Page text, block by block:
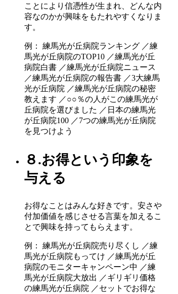
ことにより信憑性が生まれ、どんな内
容なのかが興味をもたれやすくなりま
す。
例： 練馬光が丘病院ランキング ／練
馬光が丘病院のTOP10 ／練馬光が丘
病院白書 ／練馬光が丘病院ニュース
／練馬光が丘病院の報告書 ／3大練馬
光が丘病院 ／練馬光が丘病院の秘密
教えます ／○○％の人がこの練馬光が
丘病院を選びました ／日本の練馬光
が丘病院100 ／7つの練馬光が丘病院
を見つけよう
８.お得という印象を
与える
お得なことはみんな好きです。安さや
付加価値を感じさせる言葉を加えるこ
とで興味を持ってもらえます。
例： 練馬光が丘病院売り尽くし ／練
馬光が丘病院もってけ ／練馬光が丘
病院のモニターキャンペーン中 ／練
馬光が丘病院大放出 ／ギリギリ価格
の練馬光が丘病院 ／セットでお得な